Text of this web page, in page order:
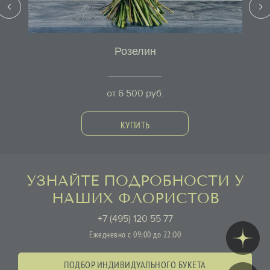
Розелин
от 6 500 руб.
КУПИТЬ
УЗНАЙТЕ ПОДРОБНОСТИ У
НАШИХ ФЛОРИСТОВ
+7 (495) 120 55 77
Ежедневно с 09:00 до 22:00
ПОДБОР ИНДИВИДУАЛЬНОГО БУКЕТА